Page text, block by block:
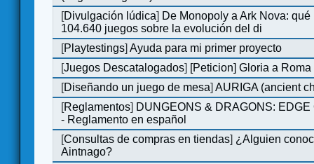
[Divulgación lúdica] De Monopoly a Ark Nova:
104.640 juegos sobre la evolución del di
[Playtestings]Ayuda para mi primer proyecto
[Juegos Descatalogados] [Peticion] Gloria a Roma
[Diseñando un juego de mesa]AURIGA (ancient
[Reglamentos] DUNGEONS & DRAGONS:
- Reglamento en español
[Consultas de compras en tiendas] ¿Alguien
Aintnago?